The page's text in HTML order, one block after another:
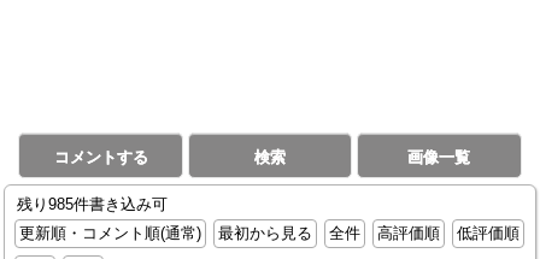
コメントする 検索 画像一覧
残り985件書き込み可
更新順・コメント順(通常)
最初から見る 全件 高評価順
低評価順